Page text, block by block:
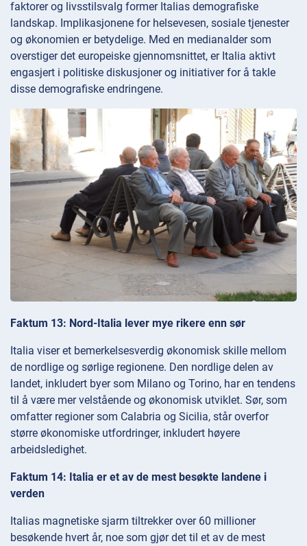
faktorer og livsstilsvalg former Italias demografiske
landskap. Implikasjonene for helsevesen, sosiale tjenester
og økonomien er betydelige. Med en medianalder som
overstiger det europeiske gjennomsnittet, er Italia aktivt
engasjert i politiske diskusjoner og initiativer for å takle
disse demografiske endringene.
Faktum 13: Nord-Italia lever mye rikere enn sør
Italia viser et bemerkelsesverdig økonomisk skille mellom
de nordlige og sørlige regionene. Den nordlige delen av
landet, inkludert byer som Milano og Torino, har en tendens
til å være mer velstående og økonomisk utviklet. Sør, som
omfatter regioner som Calabria og Sicilia, står overfor
større økonomiske utfordringer, inkludert høyere
arbeidsledighet.
Faktum 14: Italia er et av de mest besøkte landene i
verden
Italias magnetiske sjarm tiltrekker over 60 millioner
besøkende hvert år, noe som gjør det til et av de mest